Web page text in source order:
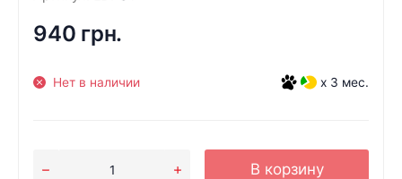
940 грн.
Нет в наличии x 3 мес.
В корзину